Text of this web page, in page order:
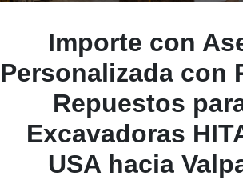
Importe con
Personalizada con
Repuestos
Excavadoras
USA hacia